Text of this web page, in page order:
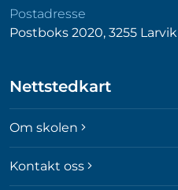
Postadresse
Postboks 2020, 3255 Larvik
Nettstedkart
Om skolen
Kontakt oss